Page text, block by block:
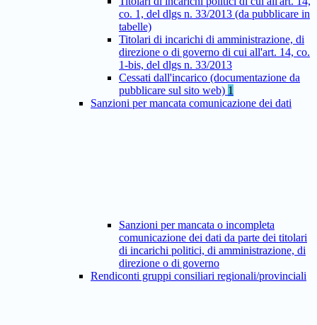
co. 1, del dlgs n. 33/2013 (da pubblicare in
tabelle)
Titolari di incarichi di amministrazione, di
direzione o di governo di cui all'art. 14, co.
1-bis, del dlgs n. 33/2013
Cessati dall'incarico (documentazione da
pubblicare sul sito web) 1
Sanzioni per mancata comunicazione dei dati
Sanzioni per mancata o incompleta
comunicazione dei dati da parte dei titolari
di incarichi politici, di amministrazione, di
direzione o di governo
Rendiconti gruppi consiliari regionali/provinciali